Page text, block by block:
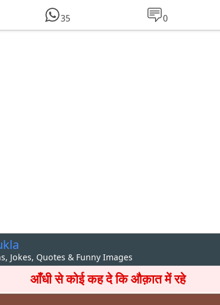
35 0
Jokes, Quotes & Funny Images
आँधी से कोई कह दे कि औक़ात में रहे